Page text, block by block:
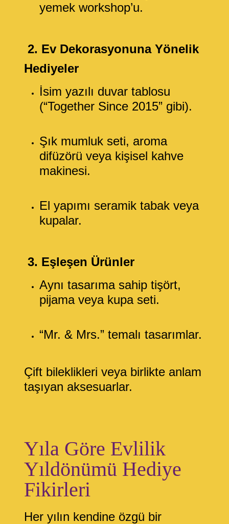
yemek workshop’u.
2. Ev Dekorasyonuna Yönelik
Hediyeler
İsim yazılı duvar tablosu
(“Together Since 2015” gibi).
Şık mumluk seti, aroma
difüzörü veya kişisel kahve
makinesi.
El yapımı seramik tabak veya
kupalar.
3. Eşleşen Ürünler
Aynı tasarıma sahip tişört,
pijama veya kupa seti.
“Mr. & Mrs.” temalı tasarımlar.
Çift bileklikleri veya birlikte anlam
taşıyan aksesuarlar.
Yıla Göre Evlilik
Yıldönümü Hediye
Fikirleri
Her yılın kendine özgü bir